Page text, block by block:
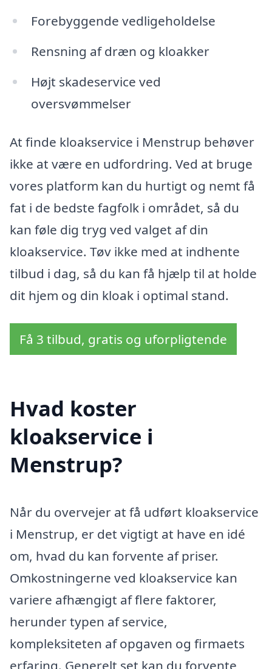
Forebyggende vedligeholdelse
Rensning af dræn og kloakker
Højt skadeservice ved
oversvømmelser
At finde kloakservice i Menstrup behøver
ikke at være en udfordring. Ved at bruge
vores platform kan du hurtigt og nemt få
fat i de bedste fagfolk i området, så du
kan føle dig tryg ved valget af din
kloakservice. Tøv ikke med at indhente
tilbud i dag, så du kan få hjælp til at holde
dit hjem og din kloak i optimal stand.
Få 3 tilbud, gratis og uforpligtende
Hvad koster
kloakservice i
Menstrup?
Når du overvejer at få udført kloakservice
i Menstrup, er det vigtigt at have en idé
om, hvad du kan forvente af priser.
Omkostningerne ved kloakservice kan
variere afhængigt af flere faktorer,
herunder typen af service,
kompleksiteten af opgaven og firmaets
erfaring. Generelt set kan du forvente